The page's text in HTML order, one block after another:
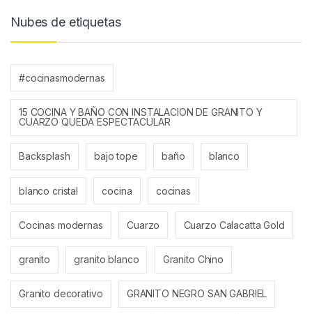
Nubes de etiquetas
#cocinasmodernas
15 COCINA Y BAÑO CON INSTALACION DE GRANITO Y
CUARZO QUEDA ESPECTACULAR
Backsplash bajo tope baño blanco
blanco cristal cocina cocinas
Cocinas modernas Cuarzo Cuarzo Calacatta Gold
granito granito blanco Granito Chino
Granito decorativo GRANITO NEGRO SAN GABRIEL